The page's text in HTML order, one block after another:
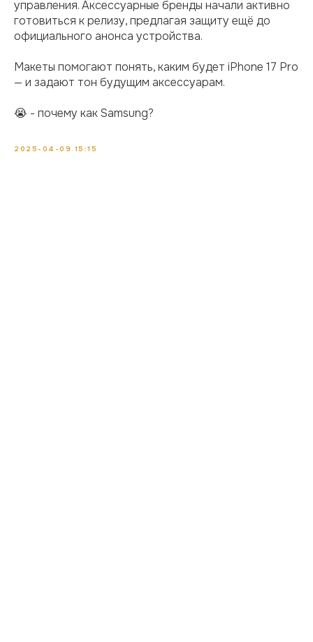
управления. Аксессуарные бренды начали активно
готовиться к релизу, предлагая защиту ещё до
официального анонса устройства.
Макеты помогают понять, каким будет iPhone 17 Pro
— и задают тон будущим аксессуарам.
😭 - почему как Samsung?
2025-04-09 15:15